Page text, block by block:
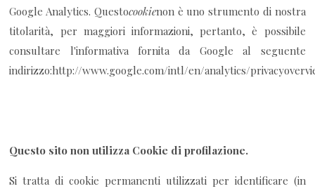
Google Analytics. Questocookienon è uno strumento di nostra
titolarità, per maggiori informazioni, pertanto, è possibile
consultare l'informativa fornita da Google al seguente
indirizzo:http://www.google.com/intl/en/analytics/
Questo sito non utilizza Cookie di profilazione.
Si tratta di cookie permanenti utilizzati per identificare (in